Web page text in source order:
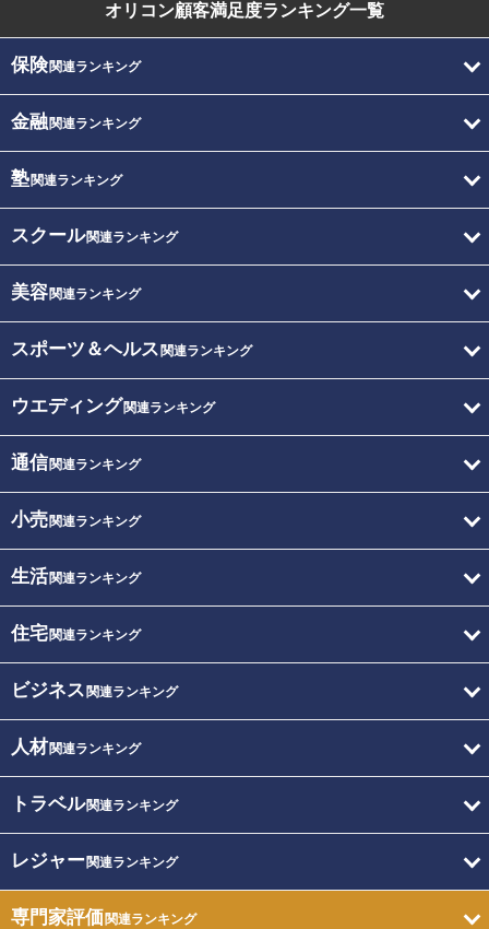
オリコン顧客満足度ランキング一覧
保険関連ランキング
金融関連ランキング
塾関連ランキング
スクール関連ランキング
美容関連ランキング
スポーツ＆ヘルス 関連ランキング
ウエディング関連ランキング
通信関連ランキング
小売関連ランキング
生活関連ランキング
住宅関連ランキング
ビジネス 関連ランキング
人材関連ランキング
トラベル関連ランキング
レジャー関連ランキング
専門家評価関連ランキング